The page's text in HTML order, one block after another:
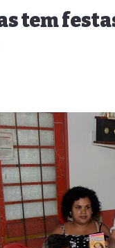
tem